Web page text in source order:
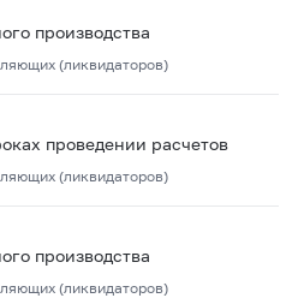
производства
(ликвидаторов)
проведении расчетов
(ликвидаторов)
производства
(ликвидаторов)